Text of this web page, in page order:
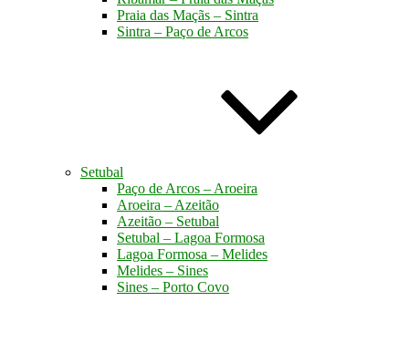
Praia das Maçãs – Sintra
Sintra – Paço de Arcos
Setubal
Paço de Arcos – Aroeira
Aroeira – Azeitão
Azeitão – Setubal
Setubal – Lagoa Formosa
Lagoa Formosa – Melides
Melides – Sines
Sines – Porto Covo